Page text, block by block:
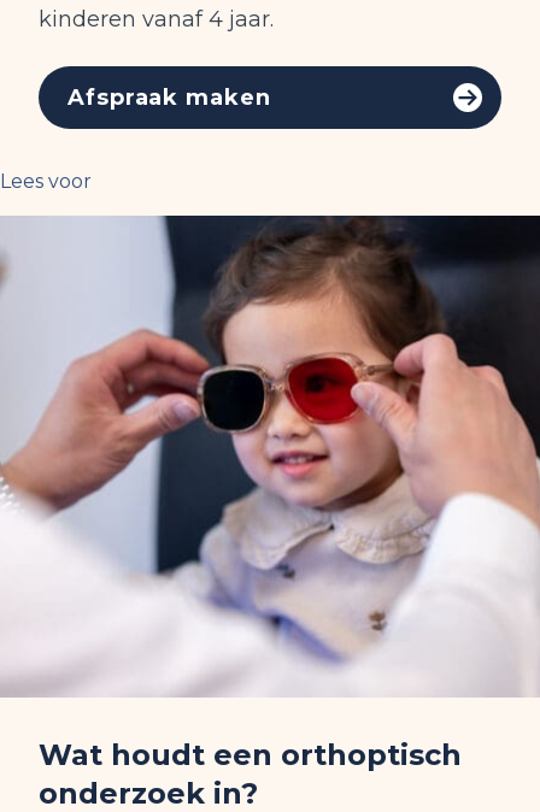
kinderen vanaf 4 jaar.
Afspraak maken
Lees voor
Wat houdt een orthoptisch
onderzoek in?